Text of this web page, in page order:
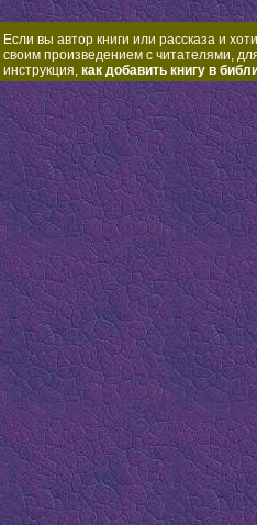
Если вы автор книги или рассказа и
своим произведением с читателями,
инструкция, как добавить книгу в